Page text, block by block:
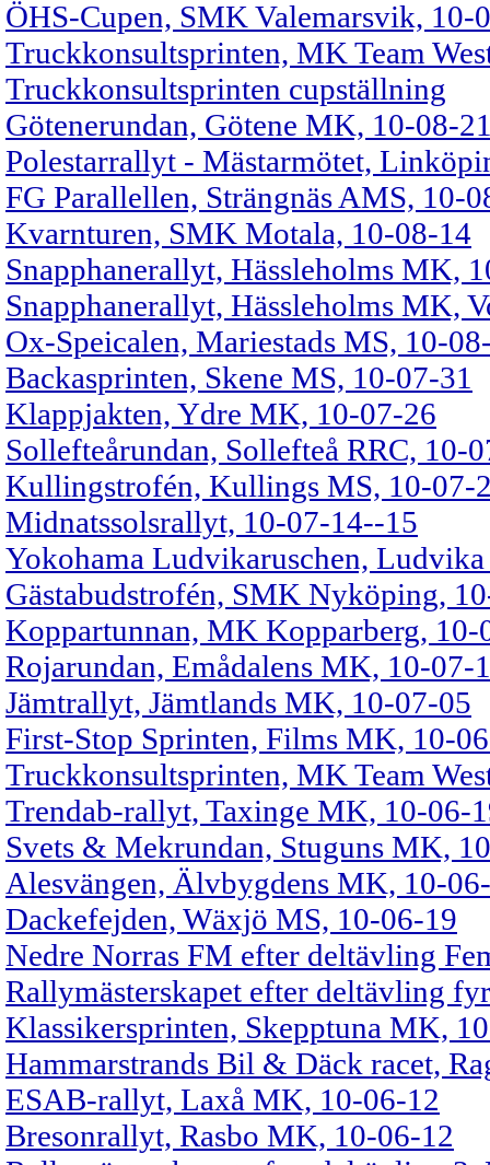
ÖHS-Cupen, SMK Valemarsvik, 10-
Truckkonsultsprinten, MK Team
Truckkonsultsprinten cupställning
Götenerundan, Götene MK, 10-08-
Polestarrallyt - Mästarmötet,
FG Parallellen, Strängnäs AMS, 10-
Kvarnturen, SMK Motala, 10-08-14
Snapphanerallyt, Hässleholms MK,
Snapphanerallyt, Hässleholms MK,
Ox-Speicalen, Mariestads MS, 10-
Backasprinten, Skene MS, 10-07-31
Klappjakten, Ydre MK, 10-07-26
Sollefteårundan, Sollefteå RRC, 10-
Kullingstrofén, Kullings MS, 10-07-
Midnatssolsrallyt, 10-07-14--15
Yokohama Ludvikaruschen,
Gästabudstrofén, SMK Nyköping,
Koppartunnan, MK Kopparberg, 10-
Rojarundan, Emådalens MK, 10-07-
Jämtrallyt, Jämtlands MK, 10-07-05
First-Stop Sprinten, Films MK, 10-
Truckkonsultsprinten, MK Team
Trendab-rallyt, Taxinge MK, 10-06-
Svets & Mekrundan, Stuguns MK,
Alesvängen, Älvbygdens MK, 10-
Dackefejden, Wäxjö MS, 10-06-19
Nedre Norras FM efter deltävling
Rallymästerskapet efter deltävling
Klassikersprinten, Skepptuna MK,
Hammarstrands Bil & Däck racet,
ESAB-rallyt, Laxå MK, 10-06-12
Bresonrallyt, Rasbo MK, 10-06-12